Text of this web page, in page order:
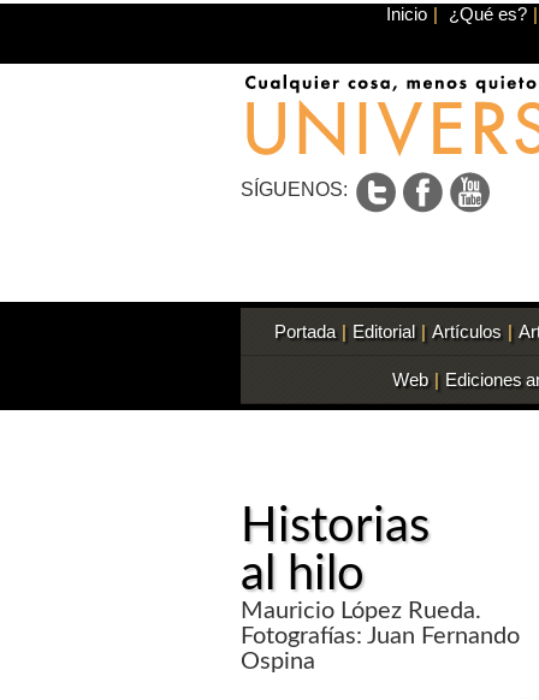
Inicio | ¿Qué es? |
SÍGUENOS:
Portada | Editorial | Artículos |
Web | Ediciones
Historias
al hilo
Mauricio López Rueda.
Fotografías: Juan Fernando
Ospina